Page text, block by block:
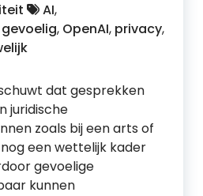
AI,
gevoelig, OpenAI, privacy,
dat gesprekken
juridische
zoals bij een arts of
een wettelijk kader
gevoelige
kunnen